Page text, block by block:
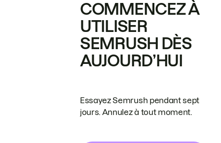
COMMENCEZ À
UTILISER
SEMRUSH DÈS
AUJOURD’HUI
Essayez Semrush pendant sept
jours. Annulez à tout moment.